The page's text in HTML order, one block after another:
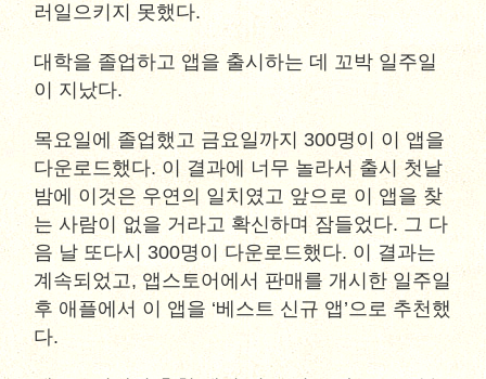
러일으키지 못했다.
대학을 졸업하고 앱을 출시하는 데 꼬박 일주일
이 지났다.
목요일에 졸업했고 금요일까지 300명이 이 앱을
다운로드했다. 이 결과에 너무 놀라서 출시 첫날
밤에 이것은 우연의 일치였고 앞으로 이 앱을 찾
는 사람이 없을 거라고 확신하며 잠들었다. 그 다
음 날 또다시 300명이 다운로드했다. 이 결과는
계속되었고, 앱스토어에서 판매를 개시한 일주일
후 애플에서 이 앱을 ‘베스트 신규 앱’으로 추천했
다.